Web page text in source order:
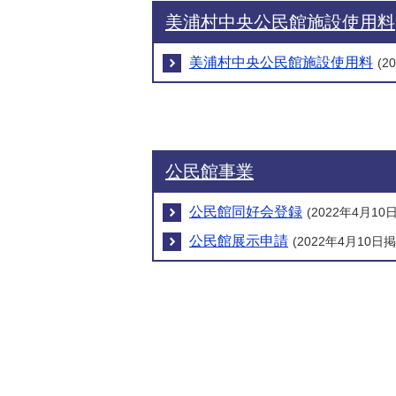
美浦村中央公民館施設使用料
美浦村中央公民館施設使用料
公民館事業
公民館同好会登録 (2022年4月10
公民館展示申請 (2022年4月10日